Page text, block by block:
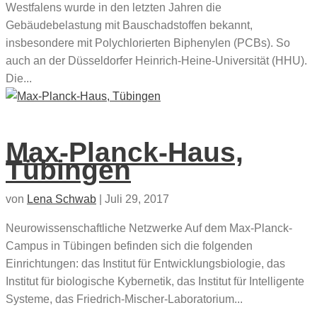
Westfalens wurde in den letzten Jahren die
Gebäudebelastung mit Bauschadstoffen bekannt,
insbesondere mit Polychlorierten Biphenylen (PCBs). So
auch an der Düsseldorfer Heinrich-Heine-Universität (HHU).
Die...
Max-Planck-Haus,
Tübingen
von Lena Schwab Juli 29, 2017
Neurowissenschaftliche Netzwerke Auf dem Max-Planck-
Campus in Tübingen befinden sich die folgenden
Einrichtungen: das Institut für Entwicklungsbiologie, das
Institut für biologische Kybernetik, das Institut für Intelligente
Systeme, das Friedrich-Mischer-Laboratorium...